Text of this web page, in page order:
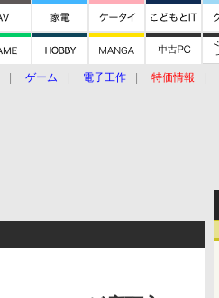
ゲーム 電子工作 特価情報